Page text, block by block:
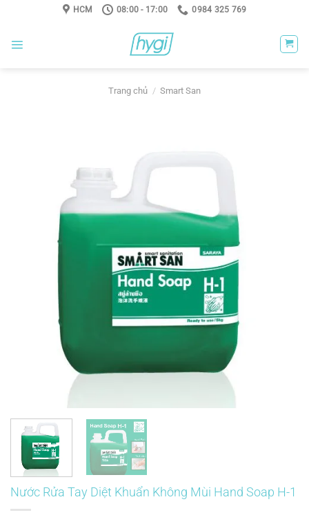
HCM 08:00 - 17:00 0984 325 769
Trang chủ / Smart San
Nước Rửa Tay Diệt Khuẩn Không Mùi Hand Soap H-1